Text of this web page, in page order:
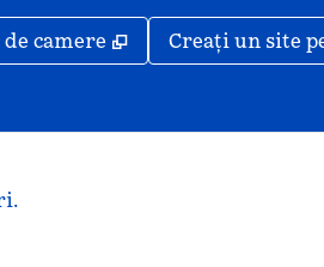
camere , Deschide o filă
Creați un site